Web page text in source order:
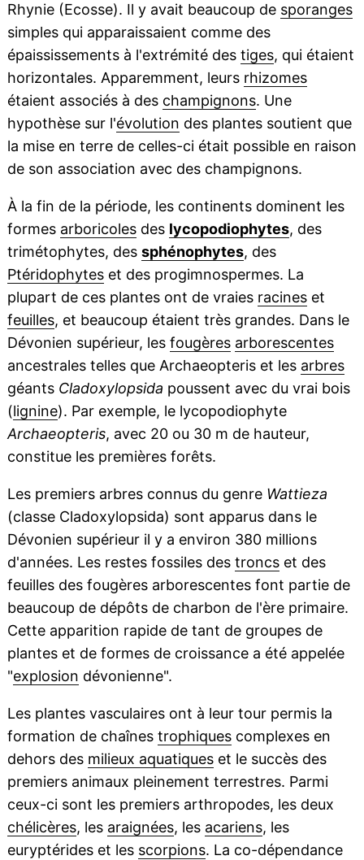
Rhynie (Ecosse). Il y avait beaucoup de sporanges
simples qui apparaissaient comme des
épaississements à l'extrémité des tiges, qui étaient
horizontales. Apparemment, leurs rhizomes
étaient associés à des champignons. Une
hypothèse sur l'évolution des plantes soutient que
la mise en terre de celles-ci était possible en raison
de son association avec des champignons.
À la fin de la période, les continents dominent les
formes arboricolesdes lycopodiophytes, des
trimétophytes, des sphénophytes, des
Ptéridophyteset des progimnospermes. La
plupart de ces plantes ont de vraies racineset
feuilles, et beaucoup étaient très grandes. Dans le
Dévonien supérieur, les fougères arborescentes
ancestrales telles que Archaeopteris et les arbres
géants Cladoxylopsida poussent avec du vrai bois
(lignine). Par exemple, le lycopodiophyte
Archaeopteris, avec 20 ou 30 m de hauteur,
constitue les premières forêts.
Les premiers arbres connus du genre Wattieza
(classe Cladoxylopsida) sont apparus dans le
Dévonien supérieur il y a environ 380 millions
d'années. Les restes fossiles des troncset des
feuilles des fougères arborescentes font partie de
beaucoup de dépôts de charbon de l'ère primaire.
Cette apparition rapide de tant de groupes de
plantes et de formes de croissance a été appelée
"explosion dévonienne".
Les plantes vasculaires ont à leur tour permis la
formation de chaînes trophiquescomplexes en
dehors des milieux aquatiqueset le succès des
premiers animaux pleinement terrestres. Parmi
ceux-ci sont les premiers arthropodes, les deux
chélicères, les araignées, les acariens, les
euryptérides et les scorpions. La co-dépendance